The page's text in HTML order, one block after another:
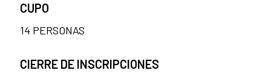
CUPO
14 PERSONAS
CIERRE DE INSCRIPCIONES